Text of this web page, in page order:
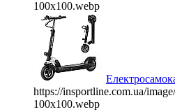
100x100.webp
https://insportline.com.ua/
100x100.webp